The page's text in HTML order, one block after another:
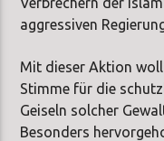
aggressiven
Mit dieser Aktion
Stimme für die
Geiseln solcher
Besonders